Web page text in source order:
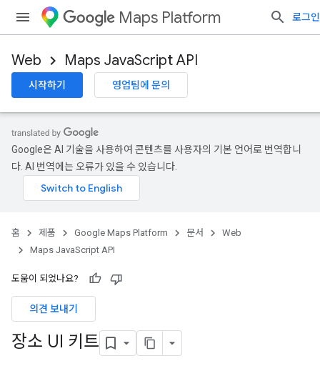
Maps Platform 로그인
Web Maps JavaScript API
시작하기 영업팀에 문의
Google은 AI 기술을 사용하여 콘텐츠를 사용자의 기본 언어로 번역합니
다. AI 번역에는 오류가 있을 수 있습니다.
홈 제품 Google Maps Platform 문서
Web
Maps JavaScript API
도움이 되었나요?
의견 보내기
장소 UI 키트